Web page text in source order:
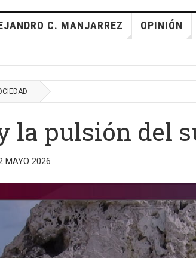
C. MANJARREZ OPINIÓN
la pulsión del
MAYO 2026